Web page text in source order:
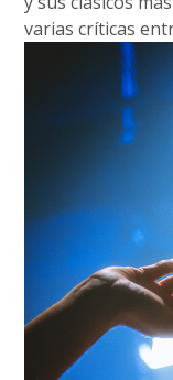
varias críticas